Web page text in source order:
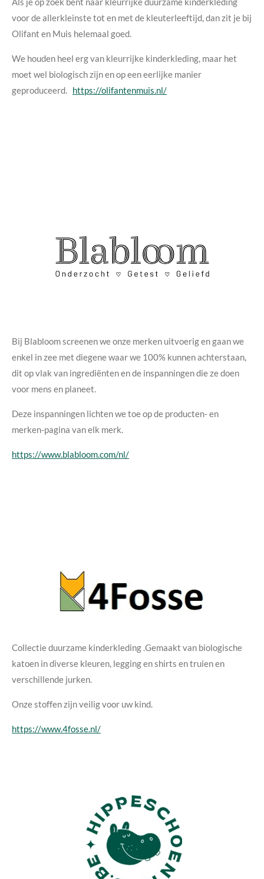
voor de allerkleinste tot en met de kleuterleeftijd, dan zit je bij
Olifant en Muis helemaal goed.
We houden heel erg van kleurrijke kinderkleding, maar het
moet wel biologisch zijn en op een eerlijke manier
geproduceerd. https://olifantenmuis.nl/
Bij Blabloom screenen we onze merken uitvoerig en gaan we
enkel in zee met diegene waar we 100% kunnen achterstaan,
dit op vlak van ingrediënten en de inspanningen die ze doen
voor mens en planeet.
Deze inspanningen lichten we toe op de producten- en
merken-pagina van elk merk.
https://www.blabloom.com/nl/
Collectie duurzame kinderkleding .Gemaakt van biologische
katoen in diverse kleuren, legging en shirts en truien en
verschillende jurken.
Onze stoffen zijn veilig voor uw kind.
https://www.4fosse.nl/